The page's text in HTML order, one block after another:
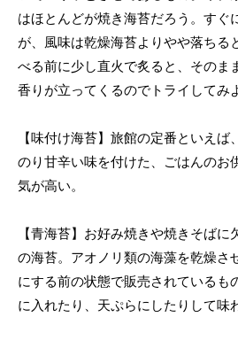
はほとんどが焼き海苔だろう。すぐ
が、風味は乾燥海苔よりやや落ちる
べる前に少し直火で炙ると、そのま
香りが立ってくるのでトライしてみ
【味付け海苔】旅館の定番といえ
のり甘辛い味を付けた、ごはんのお
気が高い。
【青海苔】お好み焼きや焼きそば
の海苔。アオノリ類の海藻を乾燥さ
にする前の状態で販売されているも
に入れたり、天ぷらにしたりして味